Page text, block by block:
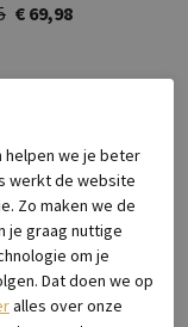
€ 69,98
helpen we je beter
werkt de website
Zo maken we de
je graag nuttige
om je
Dat doen we op
alles over onze